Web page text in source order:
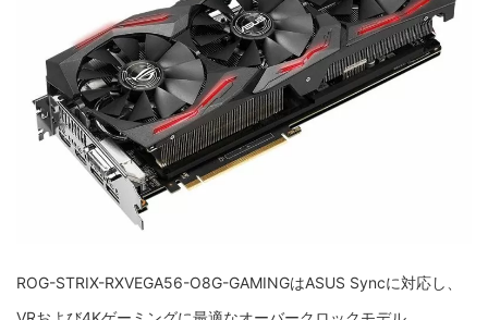
ROG-STRIX-RXVEGA56-O8G-GAMINGはASUS Syncに対応し、